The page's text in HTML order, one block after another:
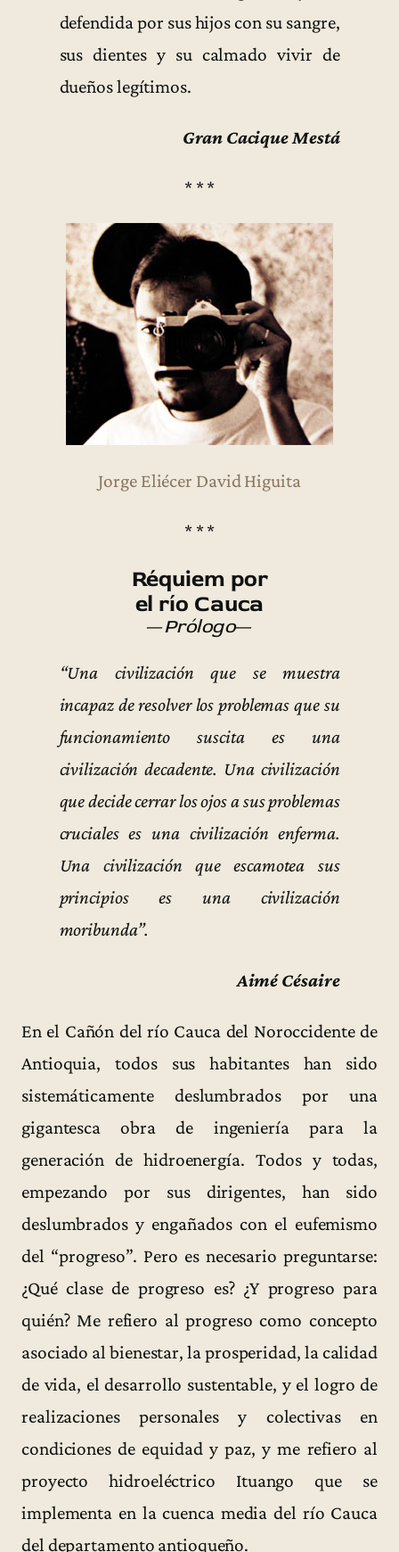
defendida por sus hijos con su sangre,
sus dientes y su calmado vivir de
dueños legítimos.
Gran Cacique Mestá
* * *
Jorge Eliécer David Higuita
* * *
Réquiem por
el río Cauca
—Prólogo—
“Una civilización que se muestra
incapaz de resolver los problemas que su
funcionamiento suscita es una
civilización decadente. Una civilización
que decide cerrar los ojos a sus problemas
cruciales es una civilización enferma.
Una civilización que escamotea sus
principios es una civilización
moribunda”.
Aimé Césaire
En el Cañón del río Cauca del Noroccidente de
Antioquia, todos sus habitantes han sido
sistemáticamente deslumbrados por una
gigantesca obra de ingeniería para la
generación de hidroenergía. Todos y todas,
empezando por sus dirigentes, han sido
deslumbrados y engañados con el eufemismo
del “progreso”. Pero es necesario preguntarse:
¿Qué clase de progreso es? ¿Y progreso para
quién? Me refiero al progreso como concepto
asociado al bienestar, la prosperidad, la calidad
de vida, el desarrollo sustentable, y el logro de
realizaciones personales y colectivas en
condiciones de equidad y paz, y me refiero al
proyecto hidroeléctrico Ituango que se
implementa en la cuenca media del río Cauca
del departamento antioqueño.